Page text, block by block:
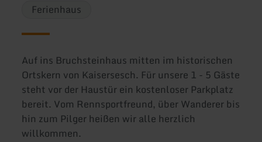
Ferienhaus
Auf ins Bruchsteinhaus mitten im historischen
Ortskern von Kaisersesch. Für unsere 1 - 5 Gäste
steht vor der Haustür ein kostenloser Parkplatz
bereit. Vom Rennsportfreund, über Wanderer bis
hin zum Pilger heißen wir alle herzlich
willkommen.